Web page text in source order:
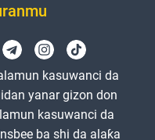
kasuwanci da
yanar gizon don
kasuwanci da
ba shi da alaƙa